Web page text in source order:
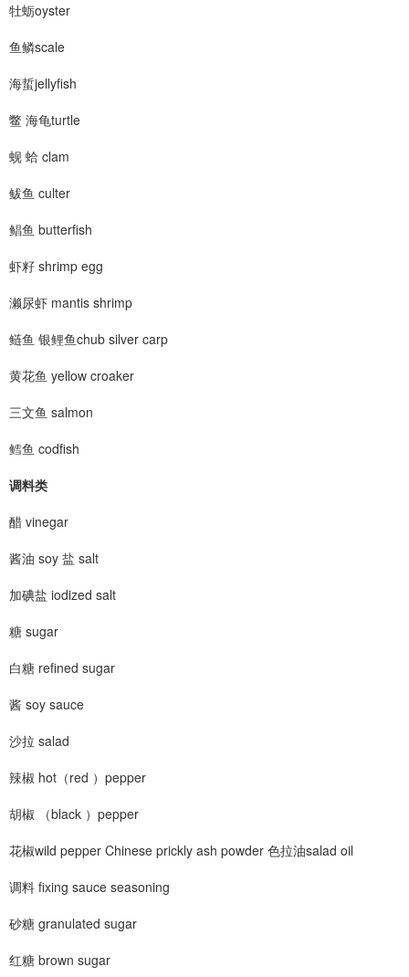
牡蛎oyster
鱼鳞scale
海蜇jellyfish
鳖 海龟turtle
蚬 蛤 clam
鲅鱼 culter
鲳鱼 butterfish
虾籽 shrimp egg
濑尿虾 mantis shrimp
鲢鱼 银鲤鱼chub silver carp
黄花鱼 yellow croaker
三文鱼 salmon
鳕鱼 codfish
调料类
醋 vinegar
酱油 soy 盐 salt
加碘盐 iodized salt
糖 sugar
白糖 refined sugar
酱 soy sauce
沙拉 salad
辣椒 hot（red ）pepper
胡椒 （black ）pepper
花椒wild pepper Chinese prickly ash powder 色拉油salad oil
调料 fixing sauce seasoning
砂糖 granulated sugar
红糖 brown sugar